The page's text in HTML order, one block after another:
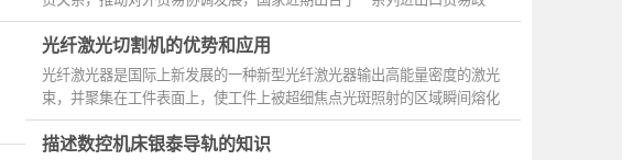
策，如加工...
光纤激光切割机的优势和应用
光纤激光器是国际上新发展的一种新型光纤激光器输出高能量密度的激光
束，并聚集在工件表面上，使工件上被超细焦点光斑照射的区域瞬间熔化
和气化，...
描述数控机床银泰导轨的知识